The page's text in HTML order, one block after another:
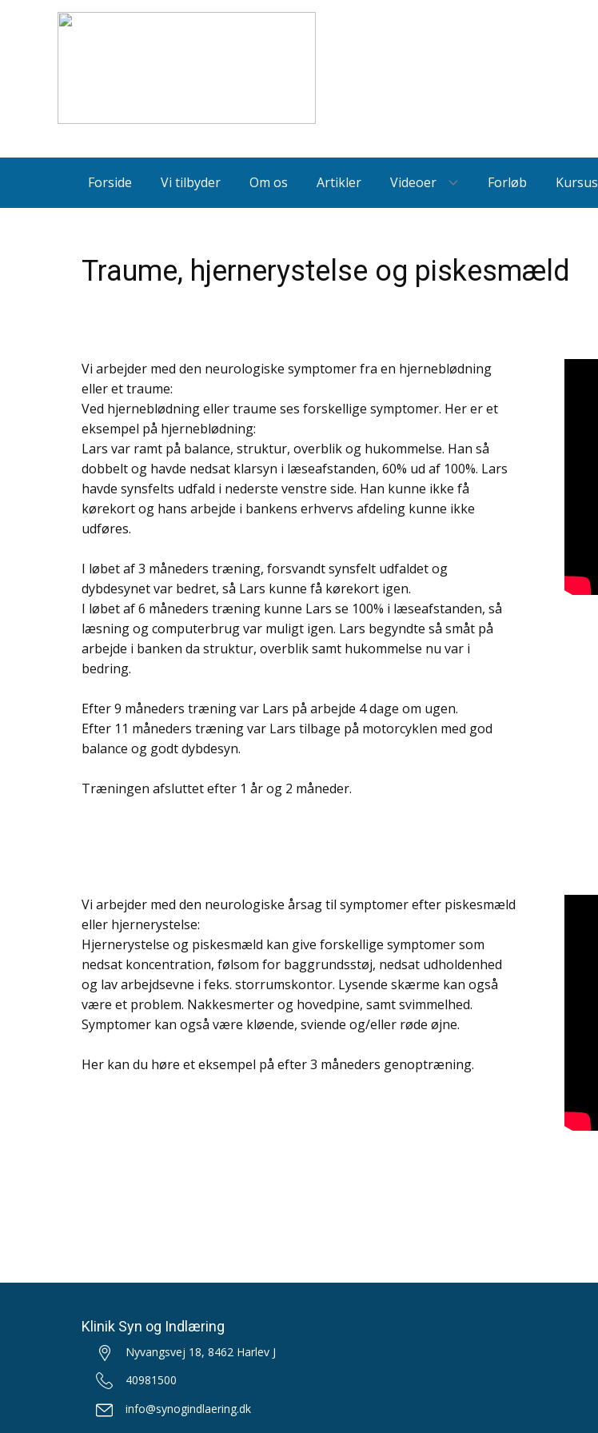
Forside Vi tilbyder Om os Artikler Videoer Forløb Kursus
Traume, hjernerystelse og piskesmæld
Vi arbejder med den neurologiske symptomer fra en hjerneblødning
eller et traume:
Ved hjerneblødning eller traume ses forskellige symptomer. Her er et
eksempel på hjerneblødning:
Lars var ramt på balance, struktur, overblik og hukommelse. Han så
dobbelt og havde nedsat klarsyn i læseafstanden, 60% ud af 100%. Lars
havde synsfelts udfald i nederste venstre side. Han kunne ikke få
kørekort og hans arbejde i bankens erhvervs afdeling kunne ikke
udføres.
I løbet af 3 måneders træning, forsvandt synsfelt udfaldet og
dybdesynet var bedret, så Lars kunne få kørekort igen.
I løbet af 6 måneders træning kunne Lars se 100% i læseafstanden, så
læsning og computerbrug var muligt igen. Lars begyndte så småt på
arbejde i banken da struktur, overblik samt hukommelse nu var i
bedring.
Efter 9 måneders træning var Lars på arbejde 4 dage om ugen.
Efter 11 måneders træning var Lars tilbage på motorcyklen med god
balance og godt dybdesyn.
Træningen afsluttet efter 1 år og 2 måneder.
Vi arbejder med den neurologiske årsag til symptomer efter piskesmæld
eller hjernerystelse:
Hjernerystelse og piskesmæld kan give forskellige symptomer som
nedsat koncentration, følsom for baggrundsstøj, nedsat udholdenhed
og lav arbejdsevne i feks. storrumskontor. Lysende skærme kan også
være et problem. Nakkesmerter og hovedpine, samt svimmelhed.
Symptomer kan også være kløende, sviende og/eller røde øjne.
Her kan du høre et eksempel på efter 3 måneders genoptræning.
Klinik Syn og Indlæring
Nyvangsvej 18, 8462 Harlev J
40981500
info@synogindlaering.dk